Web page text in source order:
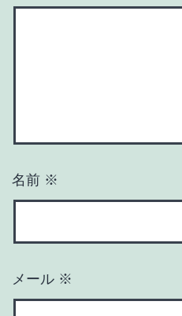
名前 ※
メール ※